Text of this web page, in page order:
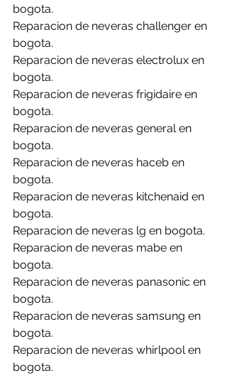
bogota.
Reparacion de neveras challenger en
bogota.
Reparacion de neveras electrolux en
bogota.
Reparacion de neveras frigidaire en
bogota.
Reparacion de neveras general en
bogota.
Reparacion de neveras haceb en
bogota.
Reparacion de neveras kitchenaid en
bogota.
Reparacion de neveras lg en bogota.
Reparacion de neveras mabe en
bogota.
Reparacion de neveras panasonic en
bogota.
Reparacion de neveras samsung en
bogota.
Reparacion de neveras whirlpool en
bogota.